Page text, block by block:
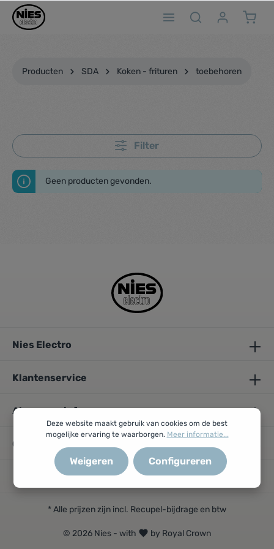
Producten SDA Koken - frituren toebehoren
Filter
Geen producten gevonden.
Nies Electro
Klantenservice
Algemene info
Openingsuren
© 2026 Nies - with by Royal Crown
* Alle prijzen zijn incl. Recupel-bijdrage en btw
Deze website maakt gebruik van cookies om de best
mogelijke ervaring te waarborgen. Meer informatie...
Weigeren Configureren